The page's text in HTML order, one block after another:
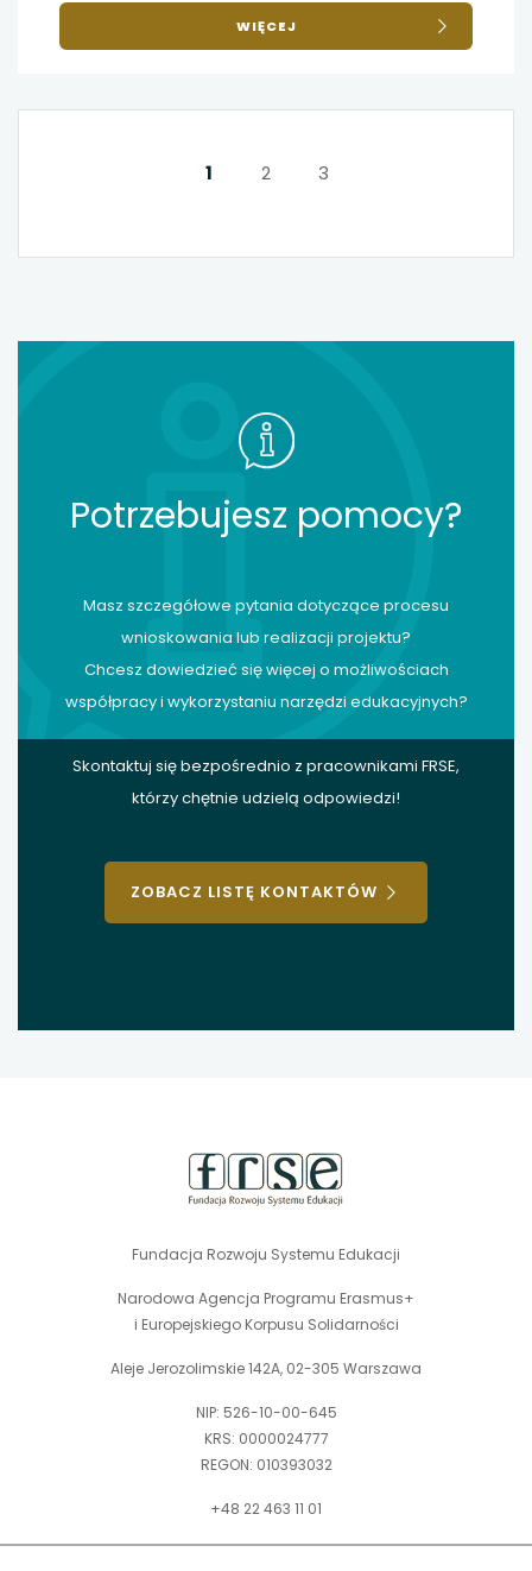
WIĘCEJO
MIĘDZYNARODOWE
DZIEDZINIE
1 2 3
Potrzebujesz pomocy?
Masz szczegółowe pytania dotyczące procesu
wnioskowania lub realizacji projektu?
Chcesz dowiedzieć się więcej o możliwościach
współpracy i wykorzystaniu narzędzi edukacyjnych?
Skontaktuj się bezpośrednio z pracownikami FRSE,
którzy chętnie udzielą odpowiedzi!
ZOBACZ LISTĘ KONTAKTÓW
Fundacja Rozwoju Systemu Edukacji
Narodowa Agencja Programu Erasmus+
i Europejskiego Korpusu Solidarności
Aleje Jerozolimskie 142A, 02-305 Warszawa
NIP: 526-10-00-645
KRS: 0000024777
REGON: 010393032
+48 22 463 11 01
Zapraszamy do kontaktu telefonicznego w godz. 9-15.